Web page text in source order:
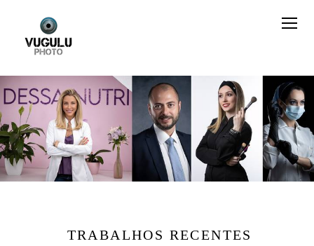
TRABALHOS RECENTES